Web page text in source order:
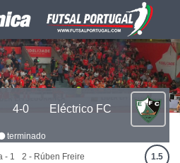
4-0 Eléctrico FC
terminado
- 1 2 - Rúben Freire 1.5